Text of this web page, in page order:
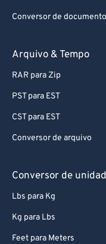
Conversor de
Arquivo & Tempo
RAR para Zip
PST para EST
CST para EST
Conversor de arquivo
Conversor de
Lbs para Kg
Kg para Lbs
Feet para Meters